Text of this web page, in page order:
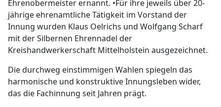
Ehrenobermeister ernannt. •Für ihre jeweils über 20-
jährige ehrenamtliche Tätigkeit im Vorstand der
Innung wurden Klaus Oelrichs und Wolfgang Scharf
mit der Silbernen Ehrennadel der
Kreishandwerkerschaft Mittelholstein ausgezeichnet.
Die durchweg einstimmigen Wahlen spiegeln das
harmonische und konstruktive Innungsleben wider,
das die Fachinnung seit Jahren prägt.